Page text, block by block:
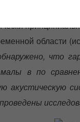
типа в
области
что
малы в по
акустическую